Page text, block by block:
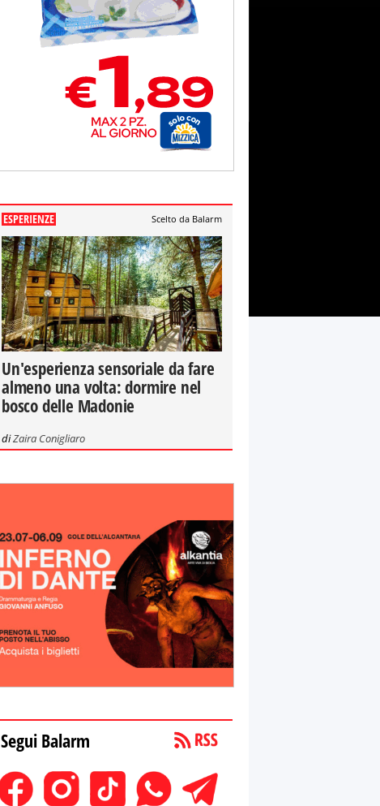
ESPERIENZE Scelto da Balarm
Un'esperienza sensoriale da fare
almeno una volta: dormire nel
bosco delle Madonie
diZaira Conigliaro
Segui Balarm